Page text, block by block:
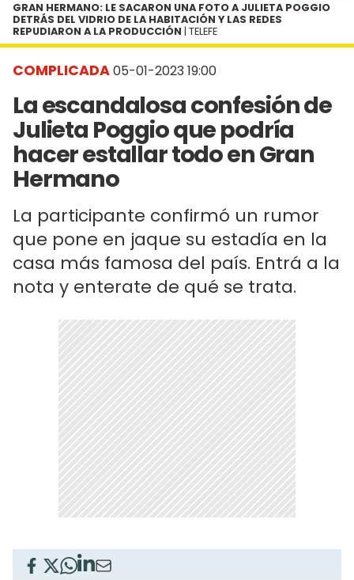
COMPLICADA05-01-2023 19:00
La escandalosa confesión de
Julieta Poggio que podría
hacer estallar todo en Gran
Hermano
La participante confirmó un rumor
que pone en jaque su estadía en la
casa más famosa del país. Entrá a la
nota y enterate de qué se trata.
GRAN HERMANO: LE SACARON UNA FOTO A JULIETA POGGIO
DETRÁS DEL VIDRIO DE LA HABITACIÓN Y LAS REDES
REPUDIARON A LA PRODUCCIÓN | TELEFE